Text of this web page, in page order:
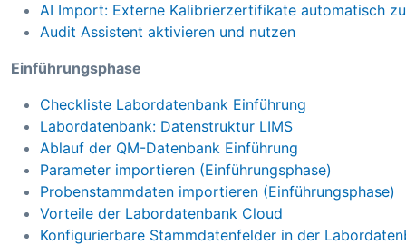
AI Import: Externe Kalibrierzertifikate automatisch
Audit Assistent aktivieren und nutzen
Einführungsphase
Checkliste Labordatenbank Einführung
Labordatenbank: Datenstruktur LIMS
Ablauf der QM-Datenbank Einführung
Parameter importieren (Einführungsphase)
Probenstammdaten importieren (Einführungsphase)
Vorteile der Labordatenbank Cloud
Konfigurierbare Stammdatenfelder in der